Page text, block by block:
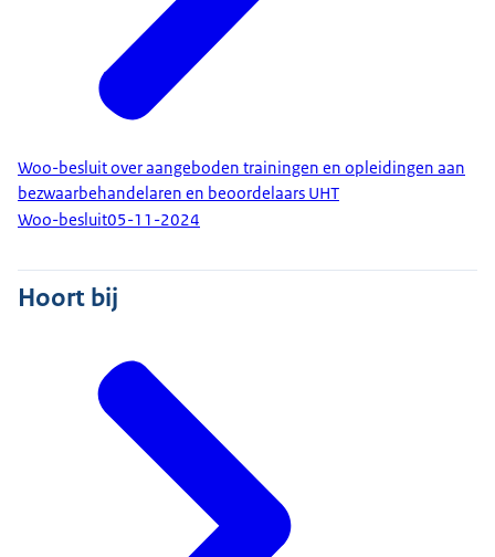
Woo-besluit over aangeboden trainingen en opleidingen aan
bezwaarbehandelaren en beoordelaars UHT
Woo-besluit05-11-2024
Hoort bij